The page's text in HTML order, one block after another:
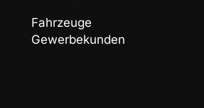
Fahrzeuge
Gewerbekunden